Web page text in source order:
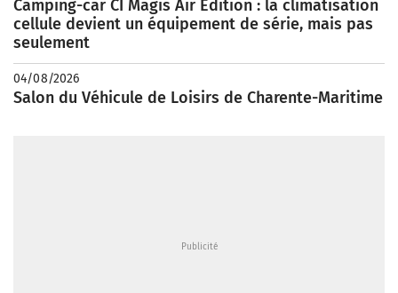
Camping-car CI Magis Air Edition : la climatisation
cellule devient un équipement de série, mais pas
seulement
04/08/2026
Salon du Véhicule de Loisirs de Charente-Maritime